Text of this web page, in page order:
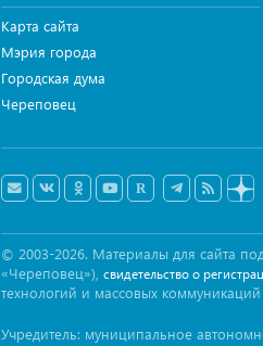
Карта сайта
Мэрия города
Городская дума
Череповец
© 2003-2026. Материалы для сайта
«Череповец»), свидетельство о
технологий и массовых
Учредитель: муниципальное